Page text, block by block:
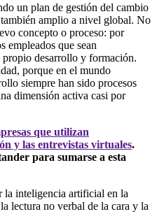
un plan de gestión del cambio
amplio a nivel global. No
concepto o proceso: por
empleados que sean
propio desarrollo y formación.
porque en el mundo
siempre han sido procesos
dimensión activa casi por
que utilizan
y las entrevistas virtuales.
para sumarse a esta
la inteligencia artificial en la
lectura no verbal de la cara y la